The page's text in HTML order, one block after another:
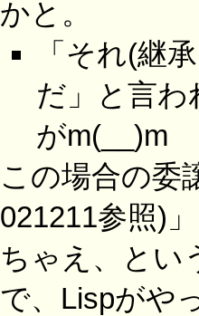
かと。
「それ(継
だ」と言
がm(__)m
この場合の委
021211参照)
ちゃえ、とい
で、Lispがや